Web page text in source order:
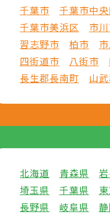
千葉市 千葉市中
千葉市美浜区
市
習志野市
柏市
四街道市
八街市
長生郡長南町
山
北海道 青森県
埼玉県
千葉県
長野県
岐阜県